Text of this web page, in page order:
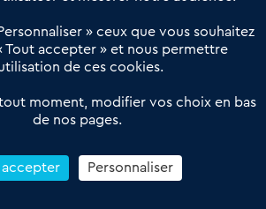
national dédié aux transactions
partenariat au service du commerce de
Rapide
» ceux que vous souhaitez
Tout accepter » et nous permettre
de ces cookies.
moment, modifier vos choix en bas
de nos pages.
accepter Personnaliser